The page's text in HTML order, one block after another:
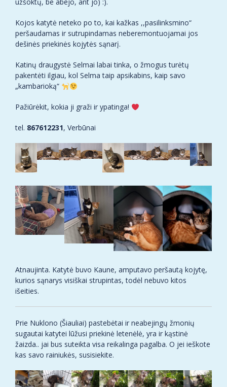
užšoktų, be abejo, ant jo) :).
Kojos katytė neteko po to, kai kažkas ,,pasilinksmino“
peršaudamas ir sutrupindamas neberemontuojamai jos
dešinės priekinės kojytės sąnarį.
Katinų draugystė Selmai labai tinka, o žmogus turėtų
pakentėti ilgiau, kol Selma taip apsikabins, kaip savo
„kambarioką“
Pažiūrėkit, kokia ji graži ir ypatinga!
tel. 867612231, Verbūnai
Atnaujinta. Katytė buvo Kaune, amputavo peršautą kojytę,
kurios sąnarys visiškai strupintas, todėl nebuvo kitos
išeities.
Prie Nuklono (Šiauliai) pastebėtai ir neabejingų žmonių
sugautai katytei lūžusi priekinė letenėlė, yra ir kąstinė
žaizda.. jai bus suteikta visa reikalinga pagalba. O jei ieškote
kas savo rainiukės, susisiekite.